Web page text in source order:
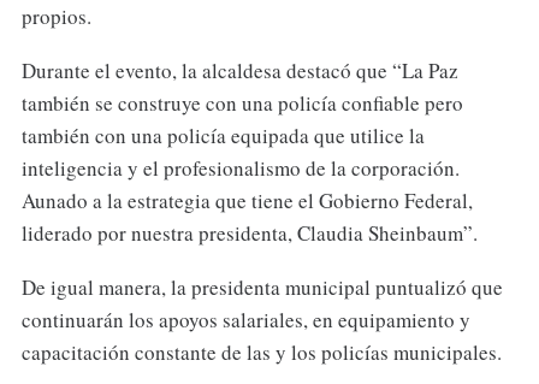
propios.
Durante el evento, la alcaldesa destacó que “La Paz
también se construye con una policía confiable pero
también con una policía equipada que utilice la
inteligencia y el profesionalismo de la corporación.
Aunado a la estrategia que tiene el Gobierno Federal,
liderado por nuestra presidenta, Claudia Sheinbaum”.
De igual manera, la presidenta municipal puntualizó que
continuarán los apoyos salariales, en equipamiento y
capacitación constante de las y los policías municipales.